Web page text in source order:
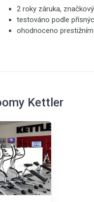
2 roky záruka,
testováno podle
ohodnoceno
Kettler